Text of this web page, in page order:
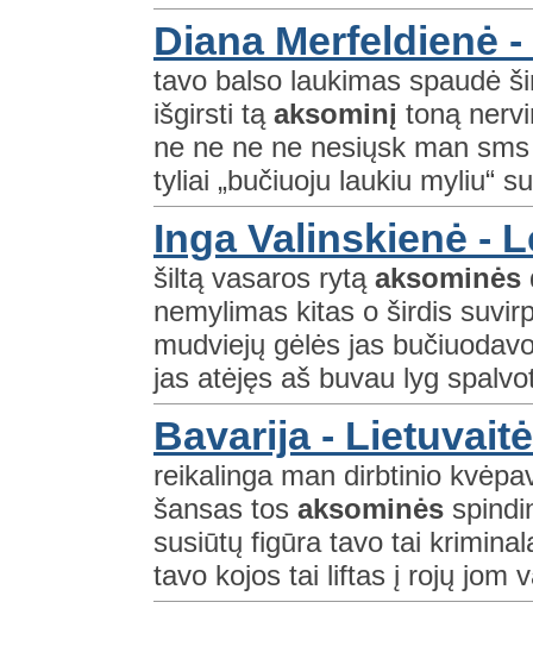
Diana Merfeldienė
tavo balso laukimas spaudė
išgirsti tą aksominį toną
ne ne ne ne nesiųsk man
tyliai „bučiuoju laukiu myliu“
Inga Valinskienė -
šiltą vasaros rytą aksominės
nemylimas kitas o širdis
mudviejų gėlės jas
jas atėjęs aš buvau lyg
Bavarija -
reikalinga man dirbtinio
šansas tos aksominės
susiūtų figūra tavo tai
tavo kojos tai liftas į rojų jom